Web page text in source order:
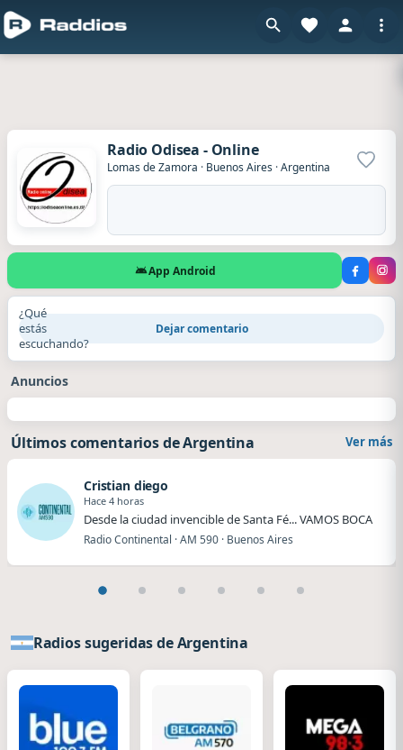
Radio Odisea - Online
Lomas de Zamora · Buenos Aires ·Argentina
App Android
¿Qué
estás
escuchando?
Dejar comentario
Anuncios
Últimos comentarios de Argentina Ver más
Cristian diego
Hace 4 horas
Desde la ciudad invencible de Santa Fé... VAMOS BOCA
Radio Continental · AM 590 · Buenos Aires
Radios sugeridas de Argentina